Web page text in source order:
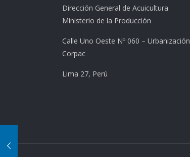
Dirección General de Acuicultura
Ministerio de la Producción
Calle Uno Oeste Nº 060 – Urbanización
Corpac
Lima 27, Perú